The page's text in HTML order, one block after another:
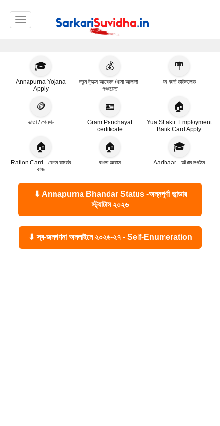
Toggle navigation
🎓
Annapurna Yojana
Apply
💰
নতুন ট্যাক্স আবেদন /খানা আলাদা -
পঞ্চায়েত
🪧
যব কার্ড ডাউনলোড
🪙
ভাতা / পেনশন
🪪
Gram Panchayat
certificate
🏠
Yua Shakti: Employment
Bank Card Apply
🏠
Ration Card - রেশন কার্ডের
কাজ
🏠
বাংলা আবাস
🎓
Aadhaar - আঁধার লগইন
⬇ Annapurna Bhandar Status -অন্নপূর্ণা ভান্ডার
স্ট্যাটাস ২০২৬
⬇ স্ব-জনগণনা অনলাইনে ২০২৬-২৭ - Self-Enumeration